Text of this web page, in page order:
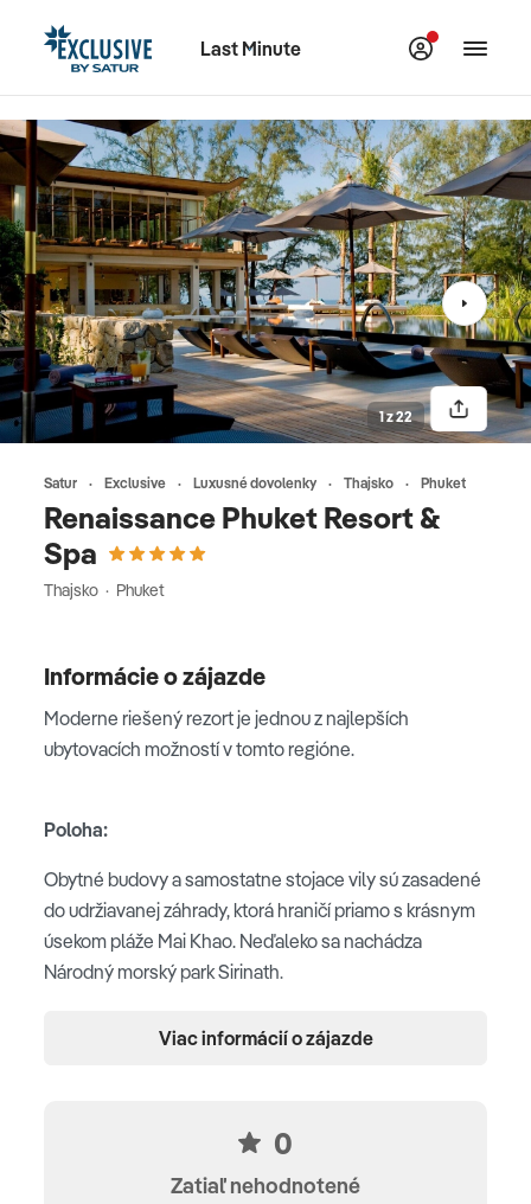
Last Minute
Satur Exclusive Luxusné dovolenky Thajsko Phuket
Renaissance Phuket Resort &
Spa
Thajsko · Phuket
1 z 22
Informácie o zájazde
Moderne riešený rezort je jednou z najlepších
ubytovacích možností v tomto regióne.
Poloha:
Obytné budovy a samostatne stojace vily sú zasadené
do udržiavanej záhrady, ktorá hraničí priamo s krásnym
úsekom pláže Mai Khao. Neďaleko sa nachádza
Národný morský park Sirinath.
Priamo pri pláži, obklopený prírodou v tichej oblasti
cca 15 minút (čas transferu sa môže líšiť)
Viac informácií o zájazde
0
Zatiaľ nehodnotené